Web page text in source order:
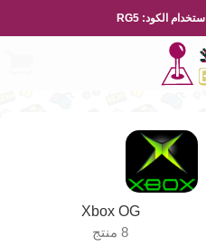
Xbox OG
8 منتج